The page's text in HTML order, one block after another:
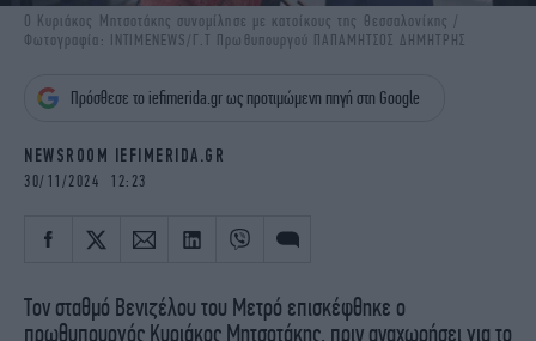
iBOOKS
ΖΩΔΙΑ
OSCARS
THE OCEAN
NEWSLETTER
Ο Κυριάκος Μητσοτάκης συνομίλησε με κατοίκους της Θεσσαλονίκης /
Φωτογραφία: INTIMENEWS/Γ.Τ Πρωθυπουργού ΠΑΠΑΜΗΤΣΟΣ ΔΗΜΗΤΡΗΣ
Πρόσθεσε το iefimerida.gr ως προτιμώμενη πηγή στη Google
NEWSROOM IEFIMERIDA.GR
30/11/2024 12:23
Τον σταθμό Βενιζέλου του Μετρό επισκέφθηκε ο
πρωθυπουργός Κυριάκος Μητσοτάκης, πριν αναχωρήσει για το